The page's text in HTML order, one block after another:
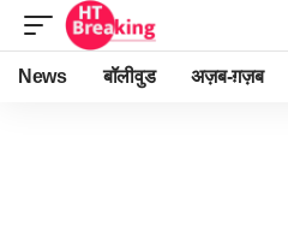
News बॉलीवुड अज़ब-ग़ज़ब